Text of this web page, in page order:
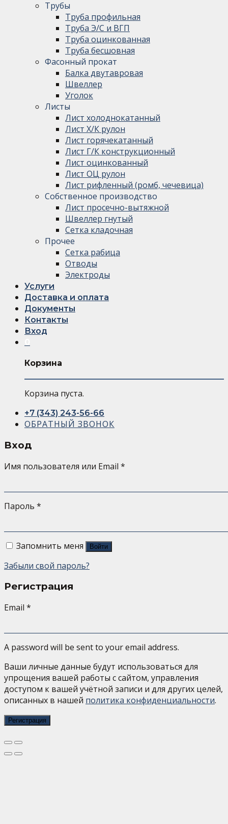
Трубы
Труба профильная
Труба Э/С и ВГП
Труба оцинкованная
Труба бесшовная
Фасонный прокат
Балка двутавровая
Швеллер
Уголок
Листы
Лист холоднокатанный
Лист Х/К рулон
Лист горячекатанный
Лист Г/К конструкционный
Лист оцинкованный
Лист ОЦ рулон
Лист рифленный (ромб, чечевица)
Собственное производство
Лист просечно-вытяжной
Швеллер гнутый
Сетка кладочная
Прочее
Сетка рабица
Отводы
Электроды
Услуги
Доставка и оплата
Документы
Контакты
Вход
Корзина
Корзина пуста.
+7 (343) 243-56-66
ОБРАТНЫЙ ЗВОНОК
Вход
Имя пользователя или Email *
Пароль *
Запомнить меня Войти
Забыли свой пароль?
Регистрация
Email *
A password will be sent to your email address.
Ваши личные данные будут использоваться для
упрощения вашей работы с сайтом, управления
доступом к вашей учётной записи и для других целей,
описанных в нашей политика конфиденциальности.
Регистрация